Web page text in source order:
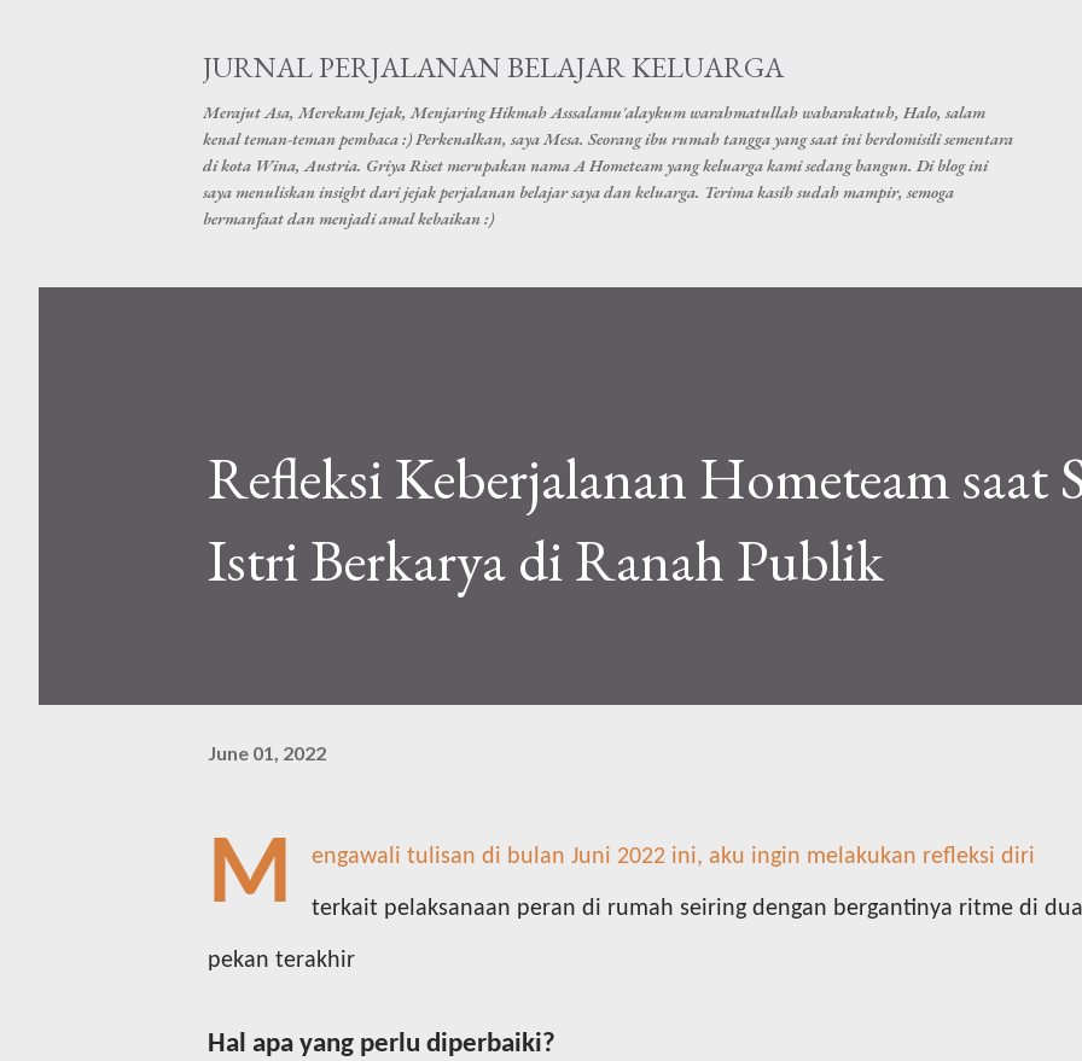
JURNAL PERJALANAN BELAJAR KELUARGA
Merajut Asa, Merekam Jejak, Menjaring Hikmah Asssalamu'alaykum warahmatullah wabarakatuh, Halo, salam
kenal teman-teman pembaca :) Perkenalkan, saya Mesa. Seorang ibu rumah tangga yang saat ini berdomisili sementara
di kota Wina, Austria. Griya Riset merupakan nama A Hometeam yang keluarga kami sedang bangun. Di blog ini
saya menuliskan insight dari jejak perjalanan belajar saya dan keluarga. Terima kasih sudah mampir, semoga
bermanfaat dan menjadi amal kebaikan :)
Refleksi Keberjalanan Hometeam saat
Istri Berkarya di Ranah Publik
June 01, 2022
M engawali tulisan di bulan Juni 2022 ini, aku ingin melakukan refleksi diri
terkait pelaksanaan peran di rumah seiring dengan bergantinya ritme di dua
pekan terakhir
Hal apa yang perlu diperbaiki?